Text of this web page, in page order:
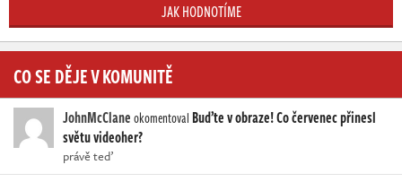
JAK HODNOTÍME
CO SE DĚJE V KOMUNITĚ
JohnMcClaneokomentoval Buďte v obraze! Co červenec přinesl
světu videoher?
právě teď